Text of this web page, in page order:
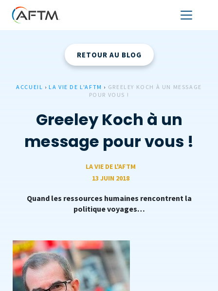
RETOUR AU BLOG
ACCUEIL › LA VIE DE L'AFTM › GREELEY KOCH À UN MESSAGE
POUR VOUS !
Greeley Koch à un
message pour vous !
LA VIE DE L'AFTM
13 JUIN 2018
Quand les ressources humaines rencontrent la
politique voyages…